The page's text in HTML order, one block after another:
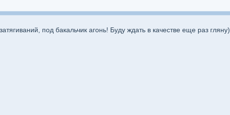
под бакальчик агонь! Буду ждать в качестве еще раз гляну)